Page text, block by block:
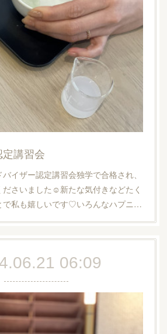
講習会
イザー認定講習会独学で合格され、
さいました☺︎新たな気付きなどたく
で私も嬉しいです♡いろんなハプニ…
06:09